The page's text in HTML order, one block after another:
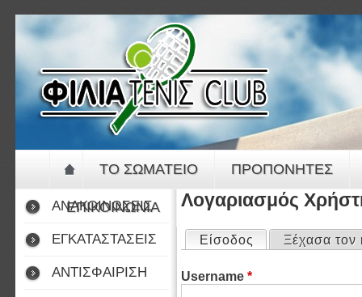
Λογαριασμός
Primary tabs
Είσοδος (active tab)
Ξέχασα τον
Username *
ΤΟ ΣΩΜΑΤΕΙΟ ΠΡΟΠΟΝΗΤΕΣ
ΕΠΙΚΟΙΝΩΝΙΑ
ΑΝΑΚΟΙΝΩΣΕΙΣ
ΕΓΚΑΤΑΣΤΑΣΕΙΣ
ΑΝΤΙΣΦΑΙΡΙΣΗ